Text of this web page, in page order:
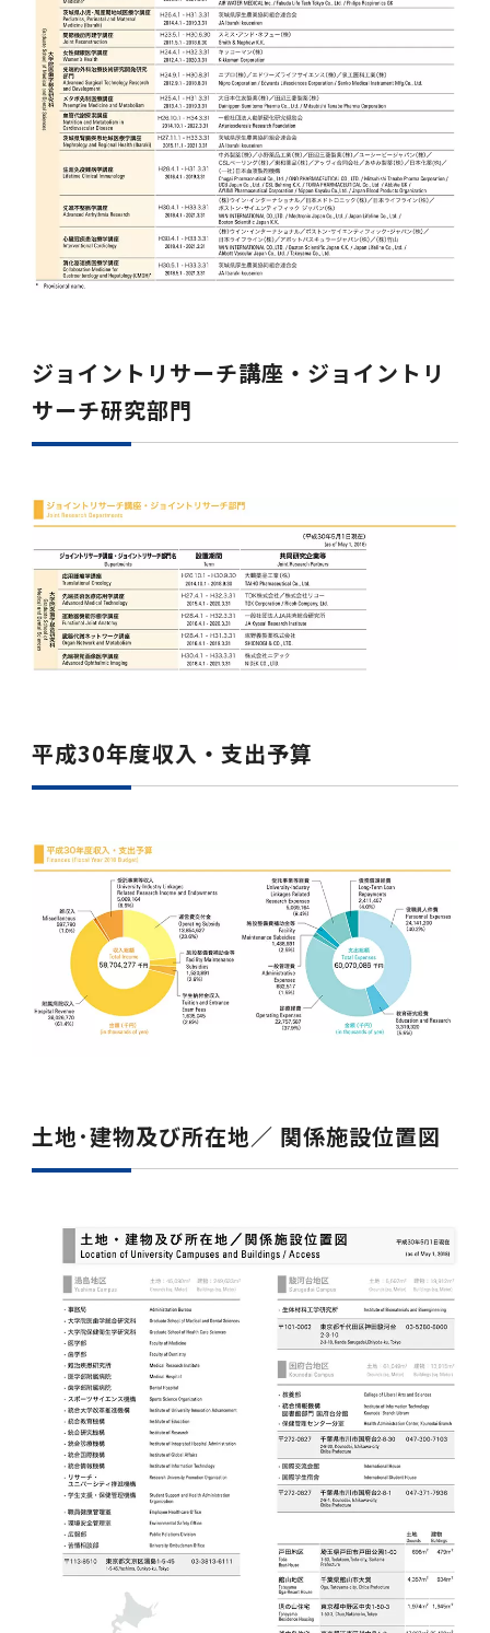
2011年度
ジョイントリサーチ講座・ジョイントリ
サーチ研究部門
平成30年度収入・支出予算
土地･建物及び所在地／ 関係施設位置図